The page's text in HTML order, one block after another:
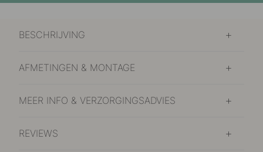
BESCHRIJVING
AFMETINGEN & MONTAGE
MEER INFO & VERZORGINGSADVIES
REVIEWS